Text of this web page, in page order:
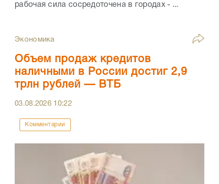
рабочая сила сосредоточена в городах - ...
Экономика
Объем продаж кредитов
наличными в России достиг 2,9
трлн рублей — ВТБ
03.08.2026 10:22
Комментарии